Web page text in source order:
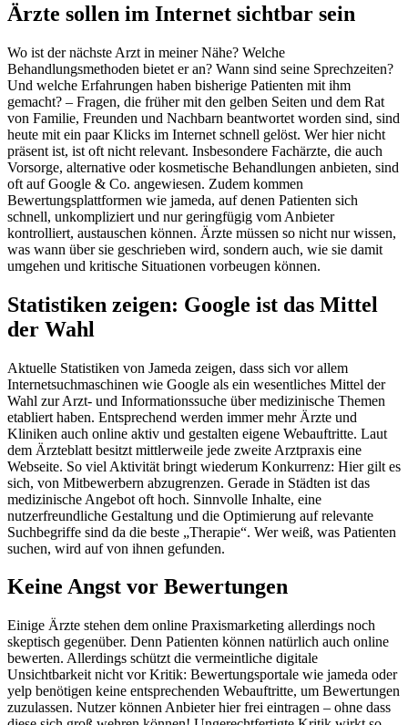
Ärzte sollen im Internet sichtbar sein
Wo ist der nächste Arzt in meiner Nähe? Welche
Behandlungsmethoden bietet er an? Wann sind seine Sprechzeiten?
Und welche Erfahrungen haben bisherige Patienten mit ihm
gemacht? – Fragen, die früher mit den gelben Seiten und dem Rat
von Familie, Freunden und Nachbarn beantwortet worden sind, sind
heute mit ein paar Klicks im Internet schnell gelöst. Wer hier nicht
präsent ist, ist oft nicht relevant. Insbesondere Fachärzte, die auch
Vorsorge, alternative oder kosmetische Behandlungen anbieten, sind
oft auf Google & Co. angewiesen. Zudem kommen
Bewertungsplattformen wie jameda, auf denen Patienten sich
schnell, unkompliziert und nur geringfügig vom Anbieter
kontrolliert, austauschen können. Ärzte müssen so nicht nur wissen,
was wann über sie geschrieben wird, sondern auch, wie sie damit
umgehen und kritische Situationen vorbeugen können.
Statistiken zeigen: Google ist das Mittel
der Wahl
Aktuelle Statistiken von Jameda zeigen, dass sich vor allem
Internetsuchmaschinen wie Google als ein wesentliches Mittel der
Wahl zur Arzt- und Informationssuche über medizinische Themen
etabliert haben. Entsprechend werden immer mehr Ärzte und
Kliniken auch online aktiv und gestalten eigene Webauftritte. Laut
dem Ärzteblatt besitzt mittlerweile jede zweite Arztpraxis eine
Webseite. So viel Aktivität bringt wiederum Konkurrenz: Hier gilt es
sich, von Mitbewerbern abzugrenzen. Gerade in Städten ist das
medizinische Angebot oft hoch. Sinnvolle Inhalte, eine
nutzerfreundliche Gestaltung und die Optimierung auf relevante
Suchbegriffe sind da die beste „Therapie“. Wer weiß, was Patienten
suchen, wird auf von ihnen gefunden.
Keine Angst vor Bewertungen
Einige Ärzte stehen dem online Praxismarketing allerdings noch
skeptisch gegenüber. Denn Patienten können natürlich auch online
bewerten. Allerdings schützt die vermeintliche digitale
Unsichtbarkeit nicht vor Kritik: Bewertungsportale wie jameda oder
yelp benötigen keine entsprechenden Webauftritte, um Bewertungen
zuzulassen. Nutzer können Anbieter hier frei eintragen – ohne dass